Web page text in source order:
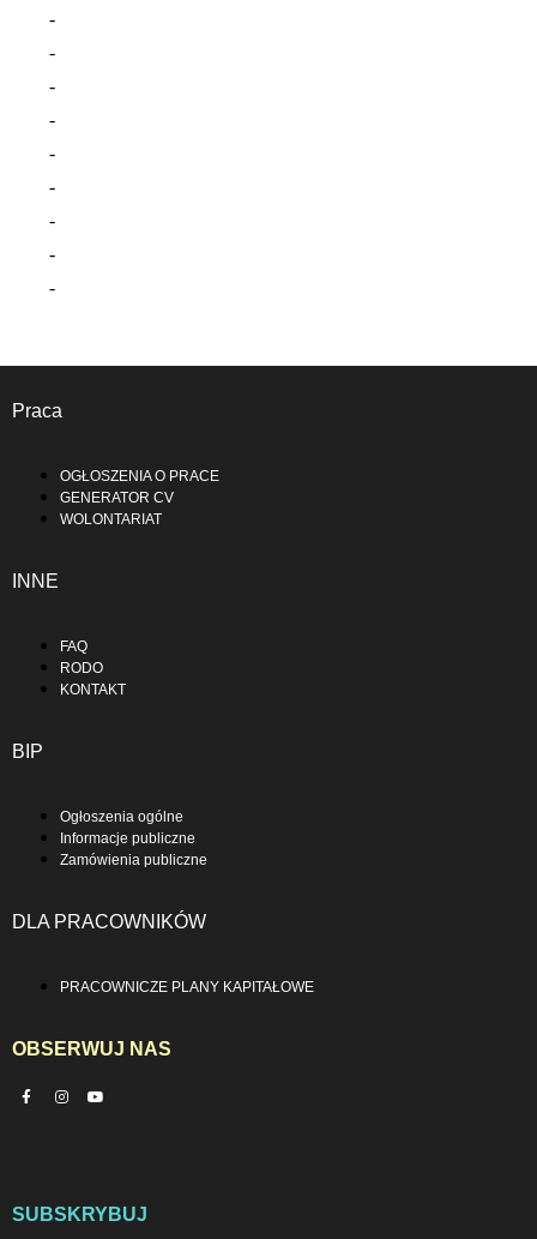
Praca
OGŁOSZENIA O PRACE
GENERATOR CV
WOLONTARIAT
INNE
FAQ
RODO
KONTAKT
BIP
Ogłoszenia ogólne
Informacje publiczne
Zamówienia publiczne
DLA PRACOWNIKÓW
PRACOWNICZE PLANY KAPITAŁOWE
OBSERWUJ NAS
SUBSKRYBUJ